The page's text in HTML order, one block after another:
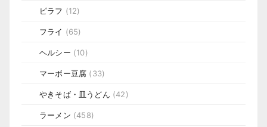
ピラフ (12)
フライ (65)
ヘルシー (10)
マーボー豆腐 (33)
やきそば・皿うどん (42)
ラーメン (458)